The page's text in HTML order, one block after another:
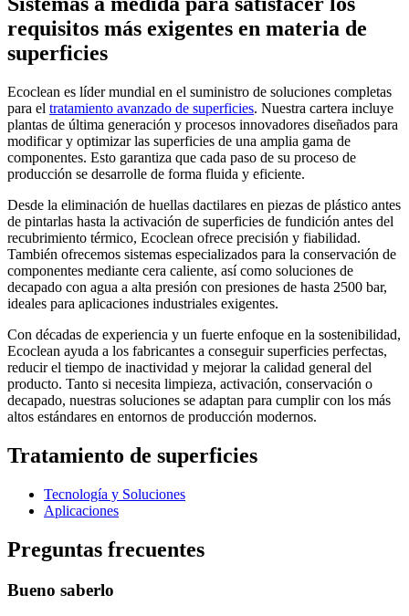
requisitos más exigentes en materia de
superficies
Ecoclean es líder mundial en el suministro de soluciones completas
para el tratamiento avanzado de superficies. Nuestra cartera incluye
plantas de última generación y procesos innovadores diseñados para
modificar y optimizar las superficies de una amplia gama de
componentes. Esto garantiza que cada paso de su proceso de
producción se desarrolle de forma fluida y eficiente.
Desde la eliminación de huellas dactilares en piezas de plástico antes
de pintarlas hasta la activación de superficies de fundición antes del
recubrimiento térmico, Ecoclean ofrece precisión y fiabilidad.
También ofrecemos sistemas especializados para la conservación de
componentes mediante cera caliente, así como soluciones de
decapado con agua a alta presión con presiones de hasta 2500 bar,
ideales para aplicaciones industriales exigentes.
Con décadas de experiencia y un fuerte enfoque en la sostenibilidad,
Ecoclean ayuda a los fabricantes a conseguir superficies perfectas,
reducir el tiempo de inactividad y mejorar la calidad general del
producto. Tanto si necesita limpieza, activación, conservación o
decapado, nuestras soluciones se adaptan para cumplir con los más
altos estándares en entornos de producción modernos.
Tratamiento de superficies
Tecnología y Soluciones
Aplicaciones
Preguntas frecuentes
Bueno saberlo